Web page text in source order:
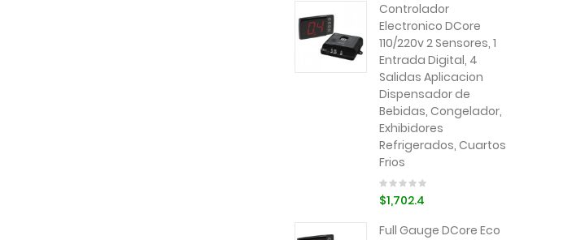
Controlador
Electronico DCore
110/220v 2 Sensores, 1
Entrada Digital, 4
Salidas Aplicacion
Dispensador de
Bebidas, Congelador,
Exhibidores
Refrigerados, Cuartos
Frios
$1,702.4
Full Gauge DCore Eco